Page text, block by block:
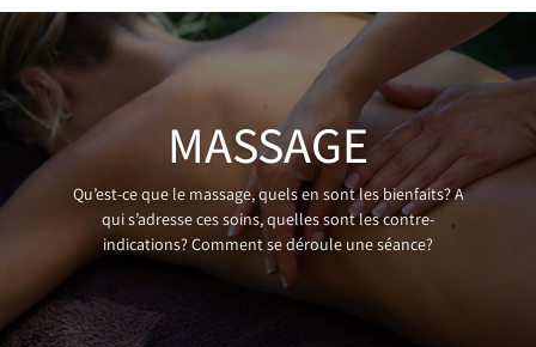
MASSAGE
Qu’est-ce que le massage, quels en sont les bienfaits? A
qui s’adresse ces soins, quelles sont les contre-
indications? Comment se déroule une séance?